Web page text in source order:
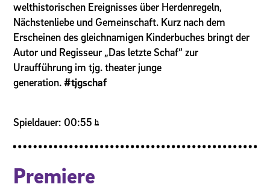
welthistorischen Ereignisses über Herdenregeln,
Nächstenliebe und Gemeinschaft. Kurz nach dem
Erscheinen des gleichnamigen Kinderbuches bringt der
Autor und Regisseur „Das letzte Schaf“ zur
Uraufführung im tjg. theater junge
generation.#tjgschaf
Spieldauer: 00:55h
Premiere